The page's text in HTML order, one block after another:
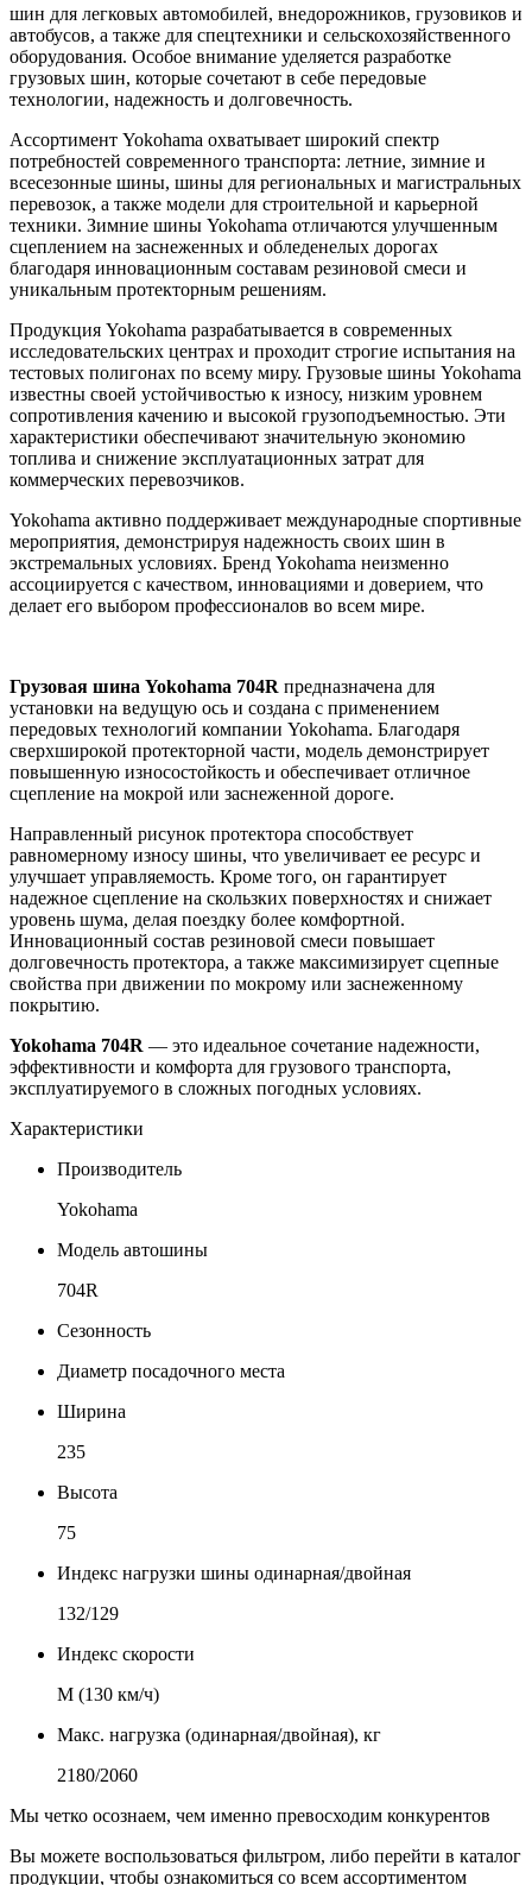
шин для легковых автомобилей, внедорожников, грузовиков и
автобусов, а также для спецтехники и сельскохозяйственного
оборудования. Особое внимание уделяется разработке
грузовых шин, которые сочетают в себе передовые
технологии, надежность и долговечность.
Ассортимент Yokohama охватывает широкий спектр
потребностей современного транспорта: летние, зимние и
всесезонные шины, шины для региональных и магистральных
перевозок, а также модели для строительной и карьерной
техники. Зимние шины Yokohama отличаются улучшенным
сцеплением на заснеженных и обледенелых дорогах
благодаря инновационным составам резиновой смеси и
уникальным протекторным решениям.
Продукция Yokohama разрабатывается в современных
исследовательских центрах и проходит строгие испытания на
тестовых полигонах по всему миру. Грузовые шины Yokohama
известны своей устойчивостью к износу, низким уровнем
сопротивления качению и высокой грузоподъемностью. Эти
характеристики обеспечивают значительную экономию
топлива и снижение эксплуатационных затрат для
коммерческих перевозчиков.
Yokohama активно поддерживает международные спортивные
мероприятия, демонстрируя надежность своих шин в
экстремальных условиях. Бренд Yokohama неизменно
ассоциируется с качеством, инновациями и доверием, что
делает его выбором профессионалов во всем мире.
Грузовая шина Yokohama 704R предназначена для
установки на ведущую ось и создана с применением
передовых технологий компании Yokohama. Благодаря
сверхширокой протекторной части, модель демонстрирует
повышенную износостойкость и обеспечивает отличное
сцепление на мокрой или заснеженной дороге.
Направленный рисунок протектора способствует
равномерному износу шины, что увеличивает ее ресурс и
улучшает управляемость. Кроме того, он гарантирует
надежное сцепление на скользких поверхностях и снижает
уровень шума, делая поездку более комфортной.
Инновационный состав резиновой смеси повышает
долговечность протектора, а также максимизирует сцепные
свойства при движении по мокрому или заснеженному
покрытию.
Yokohama 704R — это идеальное сочетание надежности,
эффективности и комфорта для грузового транспорта,
эксплуатируемого в сложных погодных условиях.
Характеристики
Производитель
Yokohama
Модель автошины
704R
Сезонность
Диаметр посадочного места
Ширина
235
Высота
75
Индекс нагрузки шины одинарная/двойная
132/129
Индекс скорости
М (130 км/ч)
Макс. нагрузка (одинарная/двойная), кг
2180/2060
Мы четко осознаем, чем именно превосходим конкурентов
Вы можете воспользоваться фильтром, либо перейти в каталог
продукции, чтобы ознакомиться со всем ассортиментом